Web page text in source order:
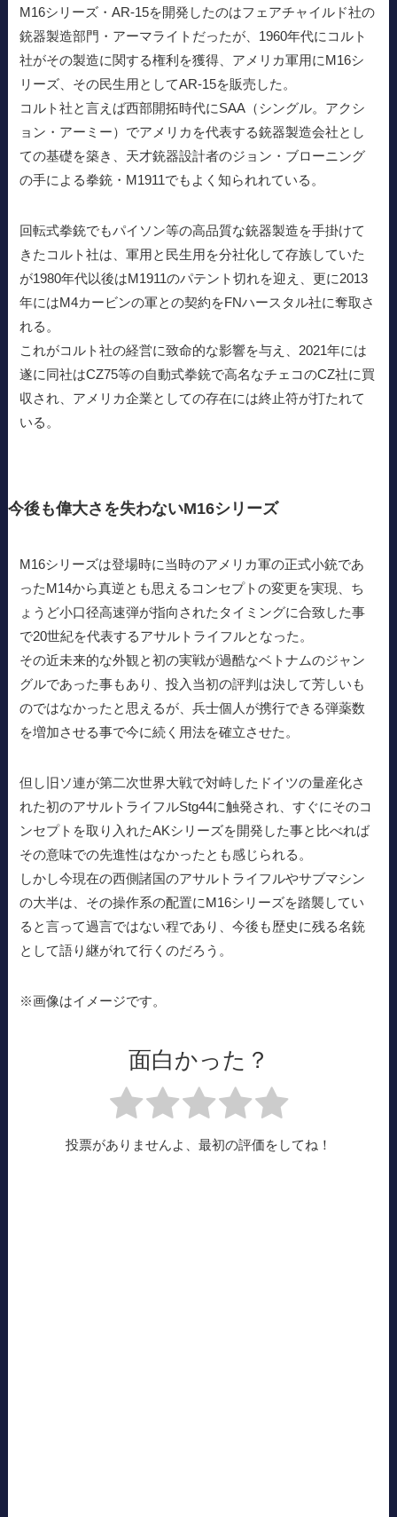
M16シリーズ・AR-15を開発したのはフェアチャイルド社の
銃器製造部門・アーマライトだったが、1960年代にコルト
社がその製造に関する権利を獲得、アメリカ軍用にM16シ
リーズ、その民生用としてAR-15を販売した。
コルト社と言えば西部開拓時代にSAA（シングル。アクシ
ョン・アーミー）でアメリカを代表する銃器製造会社とし
ての基礎を築き、天才銃器設計者のジョン・ブローニング
の手による拳銃・M1911でもよく知られれている。
回転式拳銃でもパイソン等の高品質な銃器製造を手掛けて
きたコルト社は、軍用と民生用を分社化して存族していた
が1980年代以後はM1911のパテント切れを迎え、更に2013
年にはM4カービンの軍との契約をFNハースタル社に奪取さ
れる。
これがコルト社の経営に致命的な影響を与え、2021年には
遂に同社はCZ75等の自動式拳銃で高名なチェコのCZ社に買
収され、アメリカ企業としての存在には終止符が打たれて
いる。
今後も偉大さを失わないM16シリーズ
M16シリーズは登場時に当時のアメリカ軍の正式小銃であ
ったM14から真逆とも思えるコンセプトの変更を実現、ち
ょうど小口径高速弾が指向されたタイミングに合致した事
で20世紀を代表するアサルトライフルとなった。
その近未来的な外観と初の実戦が過酷なベトナムのジャン
グルであった事もあり、投入当初の評判は決して芳しいも
のではなかったと思えるが、兵士個人が携行できる弾薬数
を増加させる事で今に続く用法を確立させた。
但し旧ソ連が第二次世界大戦で対峙したドイツの量産化さ
れた初のアサルトライフルStg44に触発され、すぐにそのコ
ンセプトを取り入れたAKシリーズを開発した事と比べれば
その意味での先進性はなかったとも感じられる。
しかし今現在の西側諸国のアサルトライフルやサブマシン
の大半は、その操作系の配置にM16シリーズを踏襲してい
ると言って過言ではない程であり、今後も歴史に残る名銃
として語り継がれて行くのだろう。
※画像はイメージです。
面白かった？
投票がありませんよ、最初の評価をしてね！